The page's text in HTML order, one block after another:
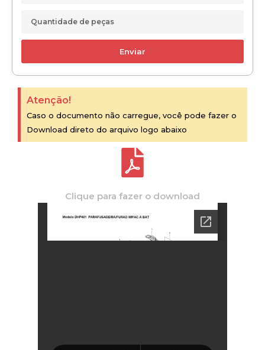
Enviar
Atenção!
Caso o documento não carregue, você pode fazer o
Download direto do arquivo logo abaixo
Clique para fazer o download